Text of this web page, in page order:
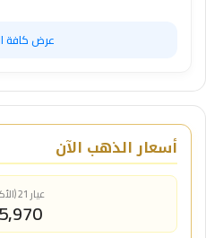
عرض كافة
أسعار الذهب الآن
عيار 21 (الأكثر مبيعاً)
5,970 ج.م